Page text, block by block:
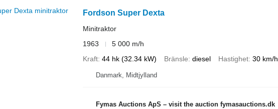
Fordson Super Dexta
Minitraktor
1963
5 000 m/h
Kraft 44 hk (32.34 kW) Bränsle diesel Hastighet 30 km/h
Danmark, Midtjylland
Fymas Auctions ApS – visit the auction fymasauctions.dk